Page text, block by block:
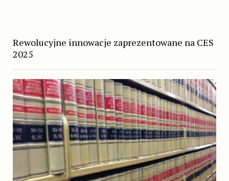
Rewolucyjne innowacje zaprezentowane na CES
2025